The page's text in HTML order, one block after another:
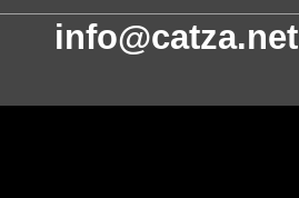
info@catza.net